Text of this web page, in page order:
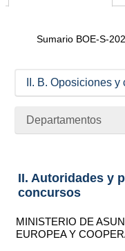
Sumario BOE-S-
II. B. Oposiciones
Departamentos
II. Autoridades y
concursos
MINISTERIO DE
EUROPEA Y